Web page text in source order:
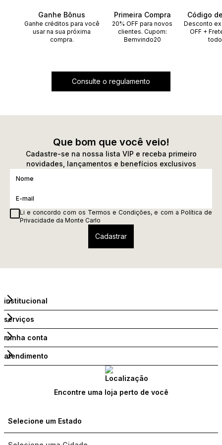
Ganhe Bônus
Ganhe créditos para você
usar na sua próxima
compra.
Primeira Compra
20% OFF para novos
clientes. Cupom:
Bemvindo20
Código
Desconto
OFF +
Consulte o regulamento
Que bom que você veio!
Cadastre-se na nossa lista VIP e receba primeiro
novidades, lançamentos e benefícios exclusivos
Li e concordo com os Termos e Condições, e com a Política de
Privacidade da Monte Carlo
institucional
serviços
minha conta
atendimento
Encontre uma loja perto de você